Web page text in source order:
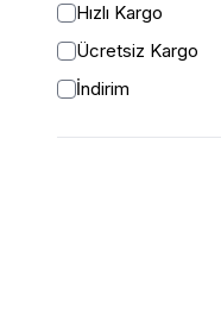
46
48
52
Hızlı Kargo
Ücretsiz Kargo
İndirim